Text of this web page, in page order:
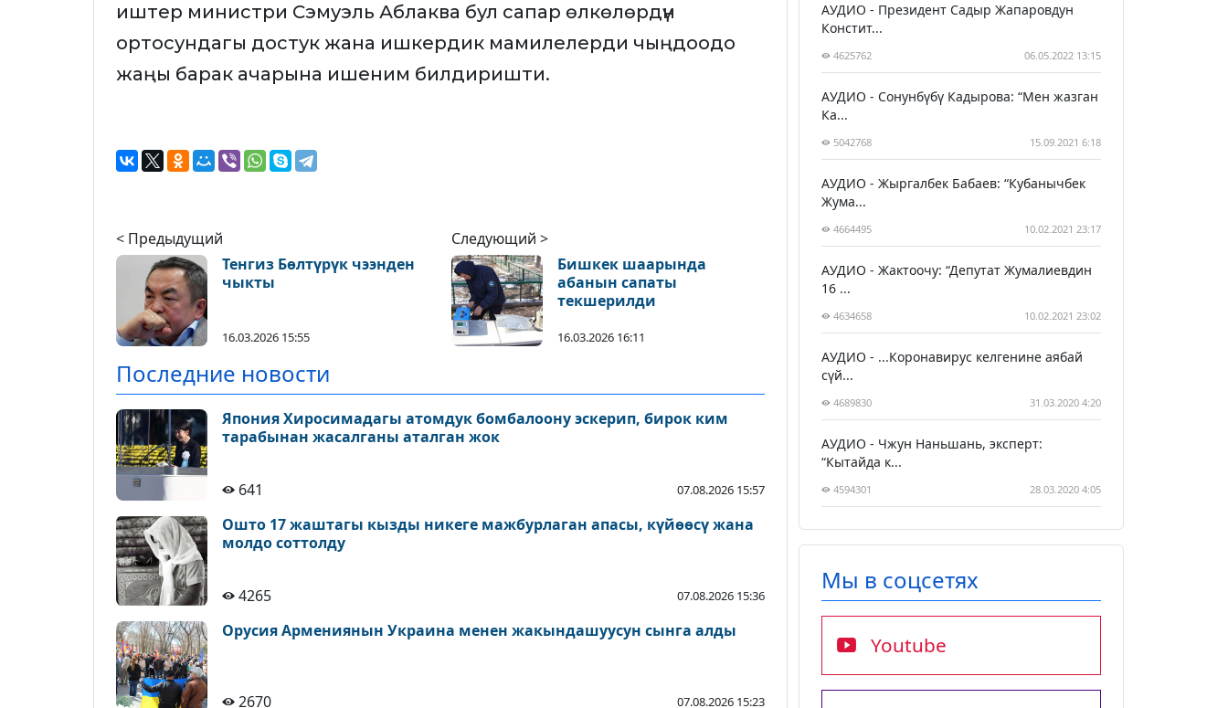
иштер министри Сэмуэль Аблаква бул сапар өлкөлөрдүн
ортосундагы достук жана ишкердик мамилелерди чыңдоодо
жаңы барак ачарына ишеним билдиришти.
< Предыдущий
Тенгиз Бөлтүрүк чээнден
чыкты
16.03.2026 15:55
Следующий >
Бишкек шаарында
абанын сапаты
текшерилди
16.03.2026 16:11
Последние новости
Япония Хиросимадагы атомдук бомбалоону эскерип, бирок ким
тарабынан жасалганы аталган жок
641 07.08.2026 15:57
Ошто 17 жаштагы кызды никеге мажбурлаган апасы, күйөөсү жана
молдо соттолду
4265 07.08.2026 15:36
Орусия Армениянын Украина менен жакындашуусун сынга алды
2670 07.08.2026 15:23
АУДИО - Президент Садыр Жапаровдун
Констит...
4625762 06.05.2022 13:15
АУДИО - Сонунбүбү Кадырова: “Мен жазган
Ка...
5042768 15.09.2021 6:18
АУДИО - Жыргалбек Бабаев: “Кубанычбек
Жума...
4664495 10.02.2021 23:17
АУДИО - Жактоочу: “Депутат Жумалиевдин
16 ...
4634658 10.02.2021 23:02
АУДИО - ...Коронавирус келгенине аябай
сүй...
4689830 31.03.2020 4:20
АУДИО - Чжун Наньшань, эксперт:
“Кытайда к...
4594301 28.03.2020 4:05
Мы в соцсетях
Youtube